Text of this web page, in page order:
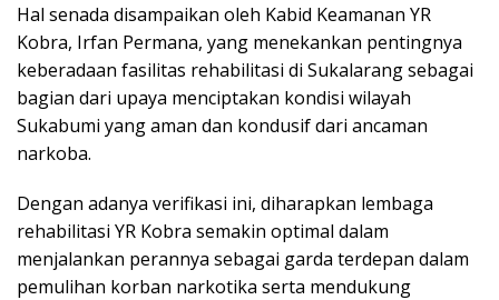
Hal senada disampaikan oleh Kabid Keamanan YR
Kobra, Irfan Permana, yang menekankan pentingnya
keberadaan fasilitas rehabilitasi di Sukalarang sebagai
bagian dari upaya menciptakan kondisi wilayah
Sukabumi yang aman dan kondusif dari ancaman
narkoba.
Dengan adanya verifikasi ini, diharapkan lembaga
rehabilitasi YR Kobra semakin optimal dalam
menjalankan perannya sebagai garda terdepan dalam
pemulihan korban narkotika serta mendukung